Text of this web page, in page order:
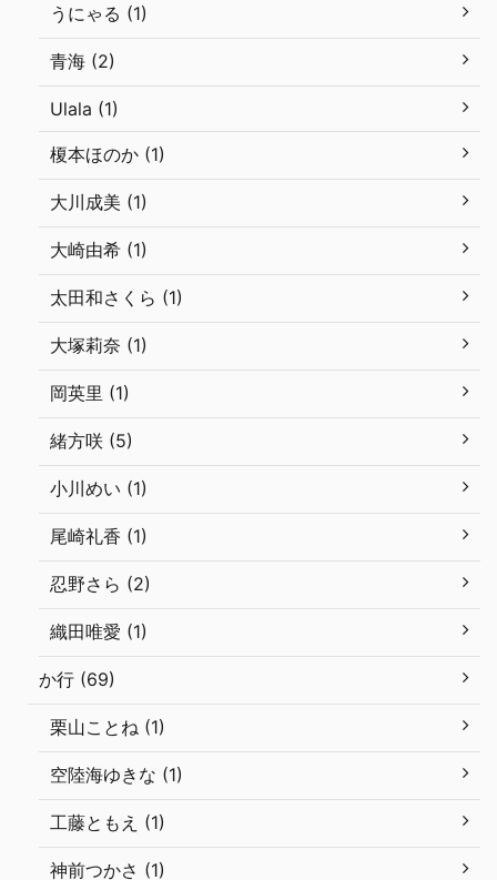
うにゃる (1)
青海 (2)
Ulala (1)
榎本ほのか (1)
大川成美 (1)
大崎由希 (1)
太田和さくら (1)
大塚莉奈 (1)
岡英里 (1)
緒方咲 (5)
小川めい (1)
尾崎礼香 (1)
忍野さら (2)
織田唯愛 (1)
か行 (69)
栗山ことね (1)
空陸海ゆきな (1)
工藤ともえ (1)
神前つかさ (1)